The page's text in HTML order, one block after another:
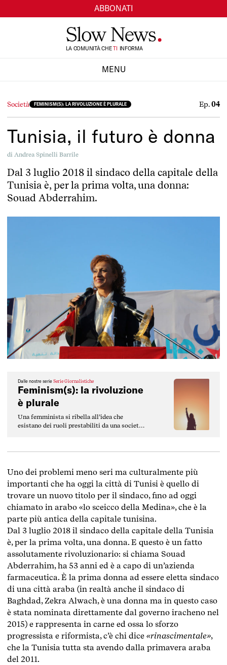
ABBONATI
LA COMUNITÀ CHETI INFORMA
MENU
Società FEMINISM(S): LA RIVOLUZIONE È PLURALE Ep.04
Tunisia, il futuro è donna
di Andrea Spinelli Barrile
Dal 3 luglio 2018 il sindaco della capitale della
Tunisia è, per la prima volta, una donna:
Souad Abderrahim.
Dalle nostre serie Serie Giornalistiche
Feminism(s): la rivoluzione
è plurale
Una femminista si ribella all’idea che
esistano dei ruoli prestabiliti da una società
altre.
Uno dei problemi meno seri ma culturalmente più
importanti che ha oggi la città di Tunisi è quello di
trovare un nuovo titolo per il sindaco, fino ad oggi
chiamato in arabo «lo sceicco della Medina», che è la
parte più antica della capitale tunisina.
Dal 3 luglio 2018 il sindaco della capitale della Tunisia
è, per la prima volta, una donna. E questo è un fatto
assolutamente rivoluzionario: si chiama Souad
Abderrahim, ha 53 anni ed è a capo di un’azienda
farmaceutica. È la prima donna ad essere eletta sindaco
di una città araba (in realtà anche il sindaco di
Baghdad, Zekra Alwach, è una donna ma in questo caso
è stata nominata direttamente dal governo iracheno nel
2015) e rappresenta in carne ed ossa lo sforzo
progressista e riformista, c’è chi dice «rinascimentale»,
che la Tunisia tutta sta avendo dalla primavera araba
del 2011.